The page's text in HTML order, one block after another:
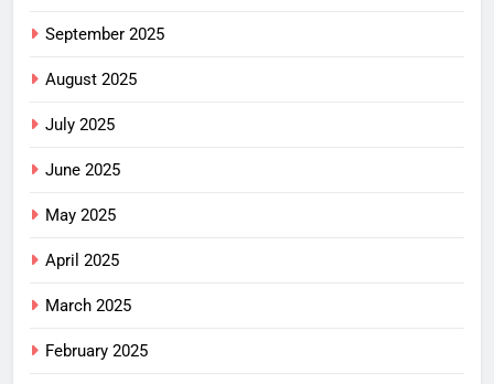
September 2025
August 2025
July 2025
June 2025
May 2025
April 2025
March 2025
February 2025